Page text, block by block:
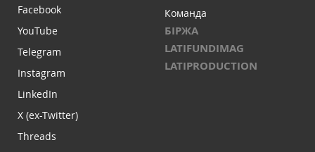
Facebook
YouTube
Telegram
Instagram
LinkedIn
X (ex-Twitter)
Threads
Команда
БІРЖА
LATIFUNDIMAG
LATIPRODUCTION